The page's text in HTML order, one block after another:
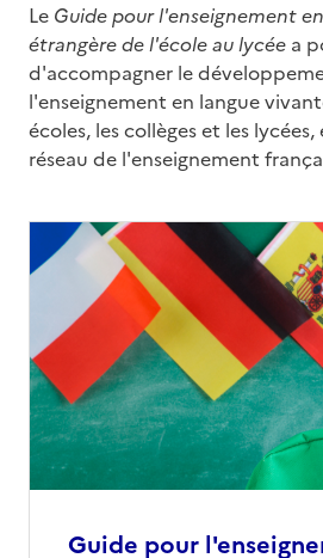
Le Guide pour l'enseignement
étrangère de l'école au lycée a
d'accompagner le
l'enseignement en langue
écoles, les collèges et les
réseau de l'enseignement
Guide pour